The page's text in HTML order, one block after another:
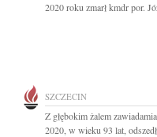
2020 roku zmarł kmdr por.
SZCZECIN
Z głębokim żalem
2020, w wieku 93 lat,